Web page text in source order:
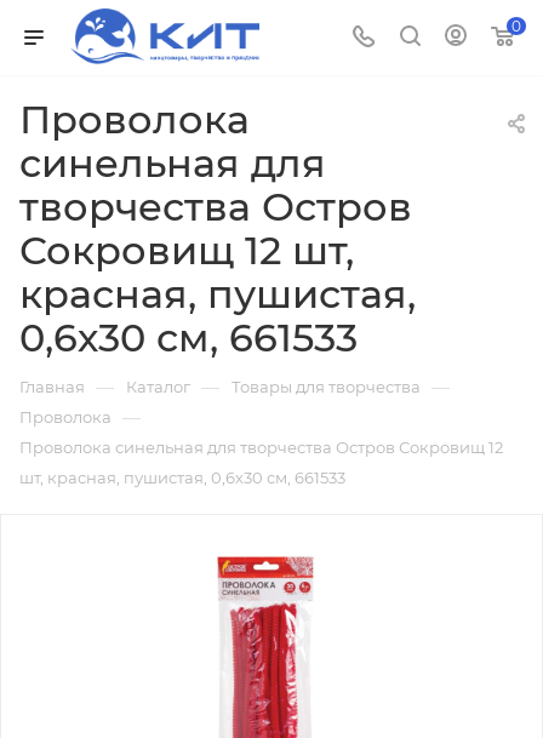
0
Проволока
синельная для
творчества Остров
Сокровищ 12 шт,
красная, пушистая,
0,6х30 см, 661533
Главная — Каталог — Товары для творчества —
Проволока —
Проволока синельная для творчества Остров Сокровищ 12
шт, красная, пушистая, 0,6х30 см, 661533